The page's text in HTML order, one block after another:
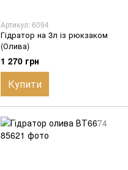
Артикул: 6094
Гідратор на 3л із рюкзаком
(Олива)
1 270 грн
Купити